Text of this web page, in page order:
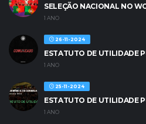
SELEÇÃO NACIONAL NO
1 ANO
26-11-2024
ESTATUTO DE UTILIDADE
1 ANO
25-11-2024
ESTATUTO DE UTILIDADE
1 ANO